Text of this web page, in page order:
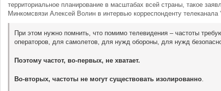
территориальное планирование в масштабах всей страны, такое
Минкомсвязи Алексей Волин в интервью корреспонденту телеканала
При этом нужно помнить, что помимо телевидения – частоты
операторов, для самолетов, для нужд обороны, для нужд
Поэтому частот, во-первых, не хватает.
Во-вторых, частоты не могут существовать изолированно.